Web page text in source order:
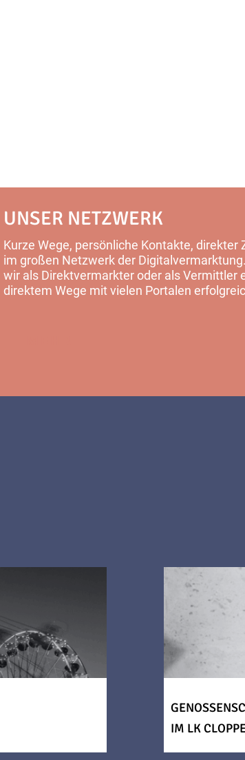
UNSER NETZWERK
Kurze Wege, persönliche Kontakte, direkter
im großen Netzwerk der
wir als Direktvermarkter oder als Vermittler
direktem Wege mit vielen Portalen
IM LK